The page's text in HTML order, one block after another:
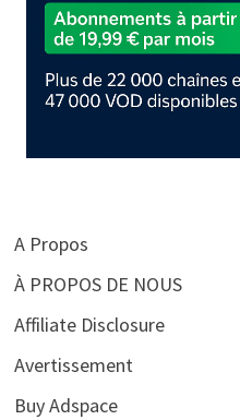
A Propos
À PROPOS DE NOUS
Affiliate Disclosure
Avertissement
Buy Adspace